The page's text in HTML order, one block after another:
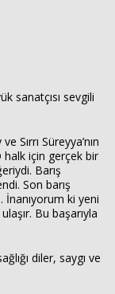
sanatçısı sevgili
Sırrı Süreyya’nın
için gerçek bir
Barış
Son barış
İnanıyorum ki yeni
Bu başarıyla
diler, saygı ve